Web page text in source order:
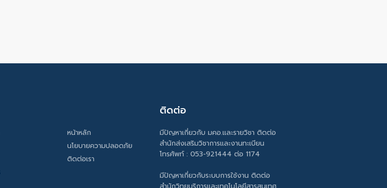
หน้าหลัก
นโยบายความปลอดภัย
ติดต่อเรา
ติดต่อ
มีปัญหาเกี่ยวกับ มคอ.และรายวิชา ติดต่อ
สำนักส่งเสริมวิชาการและงานทะเบียน
โทรศัพท์ : 053-921444 ต่อ 1174
มีปัญหาเกี่ยวกับระบบการใช้งาน ติดต่อ